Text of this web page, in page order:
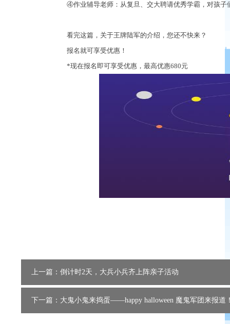
④作业辅导老师：从复旦、交大聘请优秀学霸，对孩
看完这篇 ， 关于王牌陆军的介绍，您还不快来？
报名就可享受优惠！
*现在报名即可享受优惠，最高优惠680元
上一篇：倒计时2天，大兵小兵齐上阵亲子活动
下一篇：大鬼小鬼来捣蛋——happy halloween 魔鬼军团来报道